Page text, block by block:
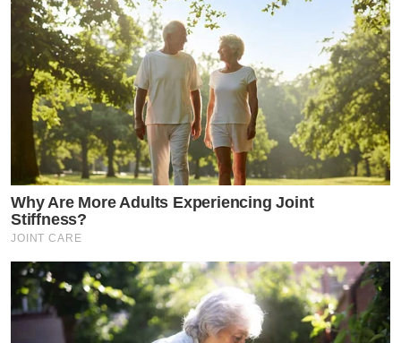
Why Are More Adults Experiencing Joint
Stiffness?
JOINT CARE